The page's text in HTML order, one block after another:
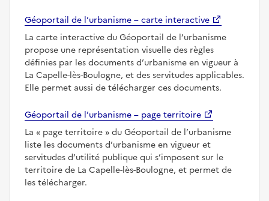
Géoportail de l’urbanisme – carte interactive
La carte interactive du Géoportail de l’urbanisme
propose une représentation visuelle des règles
définies par les documents d’urbanisme en vigueur à
La Capelle-lès-Boulogne, et des servitudes applicables.
Elle permet aussi de télécharger ces documents.
Géoportail de l’urbanisme – page territoire
La
page territoire
du Géoportail de l’urbanisme
liste les documents d’urbanisme en vigueur et
servitudes d’utilité publique qui s’imposent sur le
territoire de La Capelle-lès-Boulogne, et permet de
les télécharger.